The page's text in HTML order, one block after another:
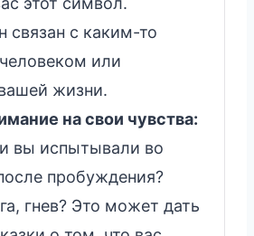
связан с каким-то
или
жизни.
на свои чувства:
вы испытывали во
пробуждения?
гнев? Это может дать